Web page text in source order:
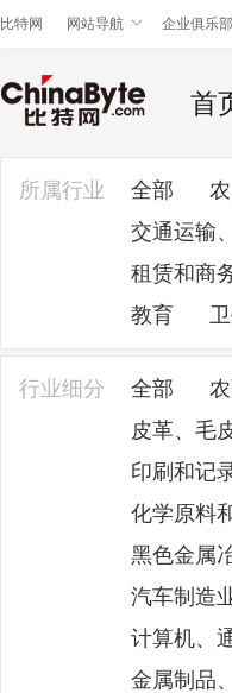
比特网 网站导航 企业俱乐部
首
所属行业 全部
交通运输
租赁和商
教育
行业细分 全部
皮革、毛
印刷和记
化学原料
黑色金属
汽车制造
计算机、
金属制品